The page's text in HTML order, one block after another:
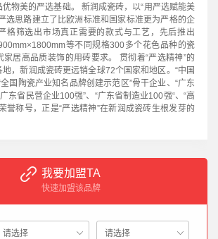
物美的严选基础。 新润成瓷砖，以“用严选赋能美
选思路建立了比欧洲标准和国家标准更为严格的企
格筛选出市场真正需要的款式与工艺，先后推出
等不同规格300多个花色品种的瓷
居高品质装饰的用砖要求。 贯彻着“严选精神”的
，新润成瓷砖更远销全球72个国家和地区。“中国
全国陶瓷产业知名品牌创建示范区”骨干企业、“广东
东省民营企业100强”、“广东省制造业100强“、“高
誉称号，正是“严选精神”在新润成瓷砖生根发芽的
我要加盟TA
快速加盟该品牌